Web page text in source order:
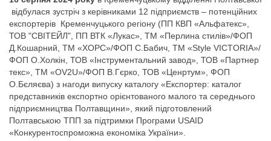
відбулася зустріч з керівниками 12 підприємств – потенційних
експортерів Кременчуцького регіону (ПП КВП «Альфатекс»,
ТОВ "СВІТЕЙЛ", ПП ВТК «Лукас», ТМ «Перлина стилів»/ФОП
Д.Кошарний, ТМ «ХОРС»/ФОП С.Бабич, ТМ «Style VICTORIA»/
ФОП О.Холкін, ТОВ «Інструментальний завод», ТОВ «Партнер
текс», ТМ «OV2U»/ФОП В.Гєрко, ТОВ «Ценртум», ФОП
О.Бєляєва) з нагоди випуску каталогу «Експортер: каталог
представників експортно орієнтованого малого та середнього
підприємництва Полтавщини», який підготовлений
Полтавською ТПП за підтримки Програми USAID
«Конкурентоспроможна економіка України».